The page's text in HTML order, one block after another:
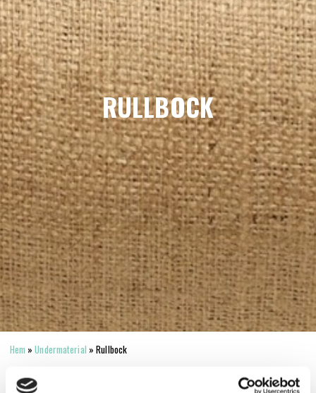
UTGÅENDE
RULLBOCK
Hem »Undermaterial »Rullbock
HÅRDASTE LIRAREN I LAGET...